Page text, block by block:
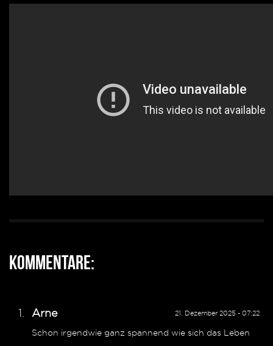
Kommentare:
21. Dezember 2025 - 07:22
Arne
Schon irgendwie ganz spannend wie sich das Leben